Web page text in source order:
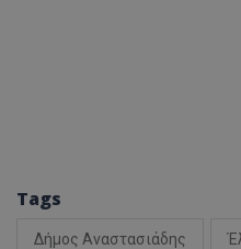
Tags
Δήμος Αναστασιάδης